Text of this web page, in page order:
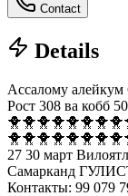
Contact
Details
Ассалому
Рост 308 ва кобб
27 30 март
Самарканд
Контакты: 99 079